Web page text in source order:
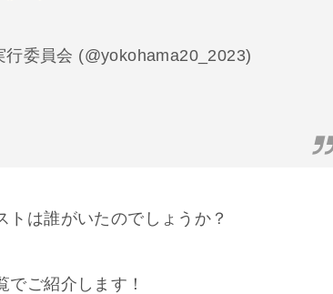
委員会 (@yokohama20_2023)
は誰がいたのでしょうか？
ご紹介します！